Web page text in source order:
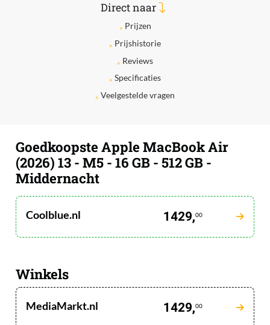
Direct naar
Prijzen
Prijshistorie
Reviews
Specificaties
Veelgestelde vragen
Goedkoopste Apple MacBook Air
(2026) 13 - M5 - 16 GB - 512 GB -
Middernacht
Coolblue.nl 1429,00
Winkels
MediaMarkt.nl 1429,00